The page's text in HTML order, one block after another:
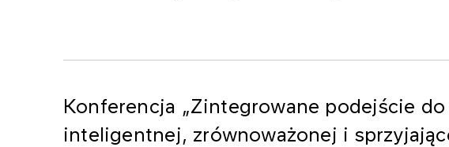
Konferencja „Zintegrowane podejście
inteligentnej, zrównoważonej i